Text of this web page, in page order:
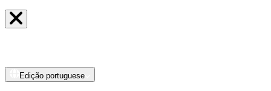
Edição portuguese